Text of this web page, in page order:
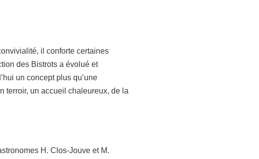
il conforte certaines
des Bistrots a évolué et
un concept plus qu’une
terroir, un accueil chaleureux, de la
H. Clos-Jouve et M.